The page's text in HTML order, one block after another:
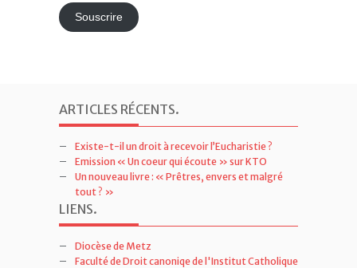
mailSouscrire
ARTICLES RÉCENTS.
Existe-t-il un droit à recevoir l’Eucharistie ?
Emission « Un coeur qui écoute » sur KTO
Un nouveau livre : « Prêtres, envers et malgré
tout ? »
LIENS.
Diocèse de Metz
Faculté de Droit canoniqe de l'Institut Catholique